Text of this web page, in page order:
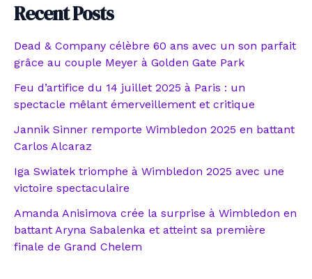
Recent Posts
Dead & Company célèbre 60 ans avec un son parfait
grâce au couple Meyer à Golden Gate Park
Feu d’artifice du 14 juillet 2025 à Paris : un
spectacle mêlant émerveillement et critique
Jannik Sinner remporte Wimbledon 2025 en battant
Carlos Alcaraz
Iga Swiatek triomphe à Wimbledon 2025 avec une
victoire spectaculaire
Amanda Anisimova crée la surprise à Wimbledon en
battant Aryna Sabalenka et atteint sa première
finale de Grand Chelem